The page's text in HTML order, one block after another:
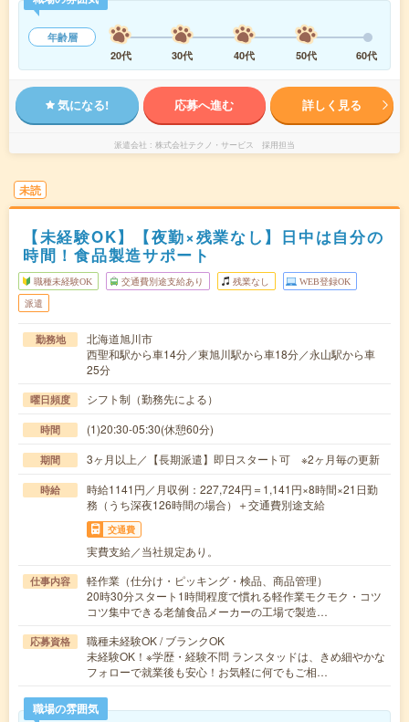
年齢層
20代
30代 40代 50代 60代
気になる! 応募へ進む 詳しく見る
派遣会社 株式会社テクノ・サービス 採用担当
未読
【未経験OK】【夜勤×残業なし】日中は自分の
時間！食品製造サポート
職種未経験OK 交通費別途支給あり 残業なし WEB登録OK
派遣
勤務地
北海道旭川市
西聖和駅から車14分／東旭川駅から車18分／永山駅から車
25分
曜日頻度 シフト制（勤務先による）
時間 (1)20:30-05:30(休憩60分)
期間 3ヶ月以上／【長期派遣】即日スタート可 ※2ヶ月毎の更新
時給
時給1141円／月収例：227,724円＝1,141円×8時間×21日勤
務（うち深夜126時間の場合）＋交通費別途支給
交通費
実費支給／当社規定あり。
仕事内容
軽作業（仕分け・ピッキング・検品、商品管理）
20時30分スタート1時間程度で慣れる軽作業モクモク・コツ
コツ集中できる老舗食品メーカーの工場で製造…
応募資格
職種未経験OK / ブランクOK
未経験OK！※学歴・経験不問 ランスタッドは、きめ細やかな
フォローで就業後も安心！お気軽に何でもご相…
職場の雰囲気